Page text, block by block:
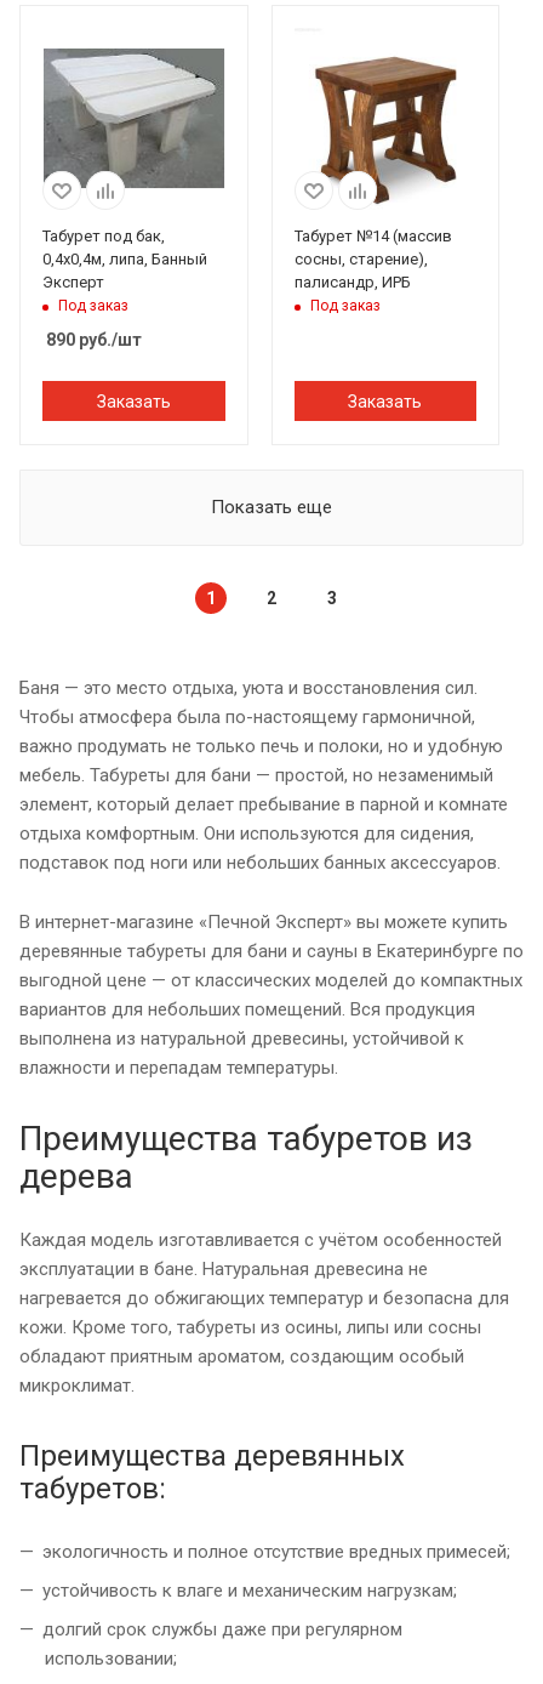
Табурет под бак,
0,4х0,4м, липа, Банный
Эксперт
Под заказ
890 руб./шт
Заказать
Табурет №14 (массив
сосны, старение),
палисандр, ИРБ
Под заказ
Заказать
Показать еще
1 2 3
Баня — это место отдыха, уюта и восстановления сил.
Чтобы атмосфера была по-настоящему гармоничной,
важно продумать не только печь и полоки, но и удобную
мебель. Табуреты для бани — простой, но незаменимый
элемент, который делает пребывание в парной и комнате
отдыха комфортным. Они используются для сидения,
подставок под ноги или небольших банных аксессуаров.
В интернет-магазине «Печной Эксперт» вы можете купить
деревянные табуреты для бани и сауны в Екатеринбурге по
выгодной цене — от классических моделей до компактных
вариантов для небольших помещений. Вся продукция
выполнена из натуральной древесины, устойчивой к
влажности и перепадам температуры.
Преимущества табуретов из
дерева
Каждая модель изготавливается с учётом особенностей
эксплуатации в бане. Натуральная древесина не
нагревается до обжигающих температур и безопасна для
кожи. Кроме того, табуреты из осины, липы или сосны
обладают приятным ароматом, создающим особый
микроклимат.
Преимущества деревянных
табуретов:
экологичность и полное отсутствие вредных примесей;
устойчивость к влаге и механическим нагрузкам;
долгий срок службы даже при регулярном
использовании;